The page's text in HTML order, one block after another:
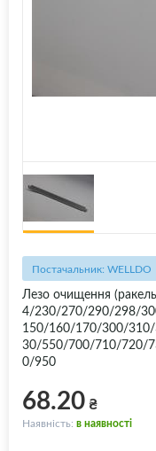
Постачальник: WELLDO
Лезо очищення
4/230/270/290/298/
150/160/170/300/
30/550/700/710/720/
0/950
68.20₴
Наявність: в наявності